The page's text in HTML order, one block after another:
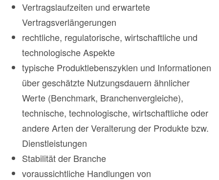
Vertragslaufzeiten und erwartete
Vertragsverlängerungen
rechtliche, regulatorische, wirtschaftliche und
technologische Aspekte
typische Produktlebenszyklen und Informationen
über geschätzte Nutzungsdauern ähnlicher
Werte (Benchmark, Branchenvergleiche),
technische, technologische, wirtschaftliche oder
andere Arten der Veralterung der Produkte bzw.
Dienstleistungen
Stabilität der Branche
voraussichtliche Handlungen von